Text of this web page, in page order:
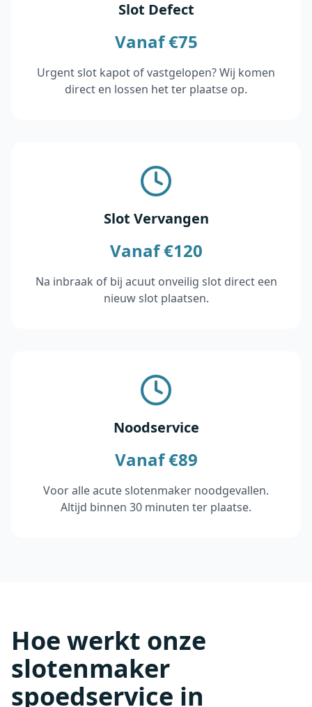
Slot Defect
Vanaf €75
Urgent slot kapot of vastgelopen? Wij komen
direct en lossen het ter plaatse op.
Slot Vervangen
Vanaf €120
Na inbraak of bij acuut onveilig slot direct een
nieuw slot plaatsen.
Noodservice
Vanaf €89
Voor alle acute slotenmaker noodgevallen.
Altijd binnen 30 minuten ter plaatse.
Hoe werkt onze
slotenmaker
spoedservice in